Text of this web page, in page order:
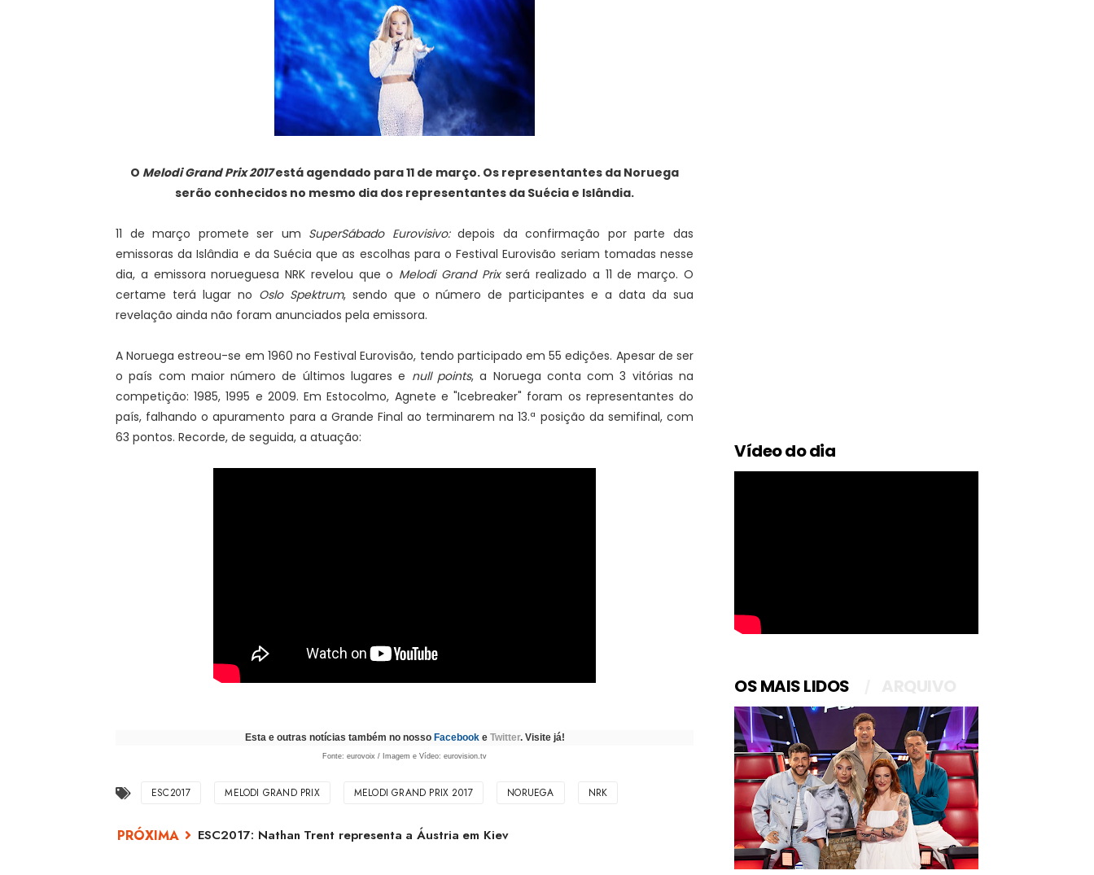
O Melodi Grand Prix 2017está agendado para 11 de março. Os representantes da Noruega
serão conhecidos no mesmo dia dos representantes da Suécia e Islândia.
11 de março promete ser um SuperSábado Eurovisivo:depois da confirmação por parte das
emissoras da Islândia e da Suécia que as escolhas para o Festival Eurovisão seriam tomadas nesse
dia, a emissora norueguesa NRK revelou que o Melodi Grand Prixserá realizado a 11 de março. O
certame terá lugar no Oslo Spektrum, sendo que o número de participantes e a data da sua
revelação ainda não foram anunciados pela emissora.
A Noruega estreou-se em 1960 no Festival Eurovisão, tendo participado em 55 edições. Apesar de ser
o país com maior número de últimos lugares e null points, a Noruega conta com 3 vitórias na
competição: 1985, 1995 e 2009. Em Estocolmo, Agnete e "Icebreaker" foram os representantes do
país, falhando o apuramento para a Grande Final ao terminarem na 13.ª posição da semifinal, com
63 pontos. Recorde, de seguida, a atuação:
Esta e outras notícias também no nosso Facebooke Twitter. Visite já!
Fonte: eurovoix / Imagem e Vídeo: eurovision.tv
ESC2017 MELODI GRAND PRIX MELODI GRAND PRIX 2017 NORUEGA NRK
ESC2017: Nathan Trent representa a Áustria em Kiev
Vídeo do dia
OS MAIS LIDOS